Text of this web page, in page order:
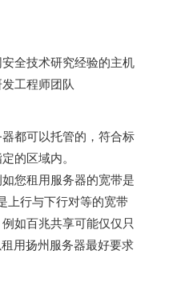
全技术研究经验的主机
工程师团队
都可以托管的，符合标
的区域内。
您租用服务器的宽带是
上行与下行对等的宽带
如百兆共享可能仅仅只
用扬州服务器最好要求